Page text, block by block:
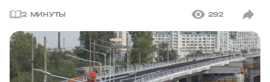
2 МИНУТЫ 292